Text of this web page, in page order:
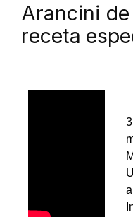
Arancini
receta